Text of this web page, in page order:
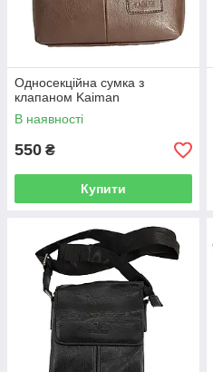
Односекційна сумка з
клапаном Kaiman
В наявності
550 ₴
Купити